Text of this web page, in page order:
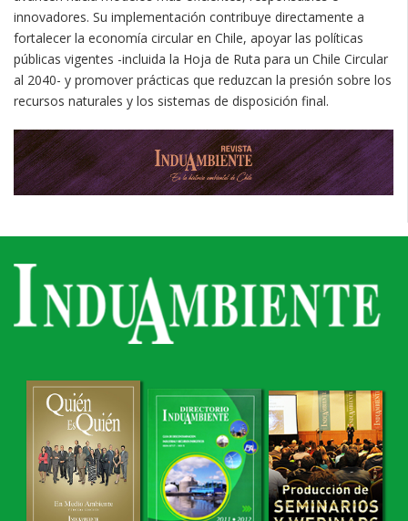
innovadores. Su implementación contribuye directamente a
fortalecer la economía circular en Chile, apoyar las políticas
públicas vigentes -incluida la Hoja de Ruta para un Chile Circular
al 2040- y promover prácticas que reduzcan la presión sobre los
recursos naturales y los sistemas de disposición final.